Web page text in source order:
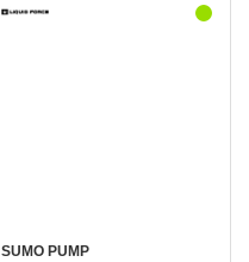
SUMO PUMP